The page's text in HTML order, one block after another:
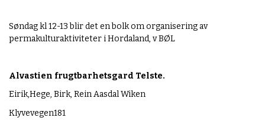
s
k
a
n
s
Søndag kl 12-13 blir det en bolk om organisering av
permakulturaktiviteter i Hordaland, v BØL
Alvastien frugtbarhetsgard Telste.
Eirik,Hege, Birk, Rein Aasdal Wiken
Klyvevegen181